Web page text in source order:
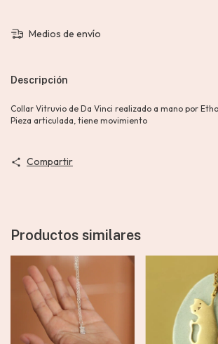
Medios de envío
Descripción
Collar Vitruvio de Da Vinci realizado a mano por
Pieza articulada, tiene movimiento
Compartir
Productos similares